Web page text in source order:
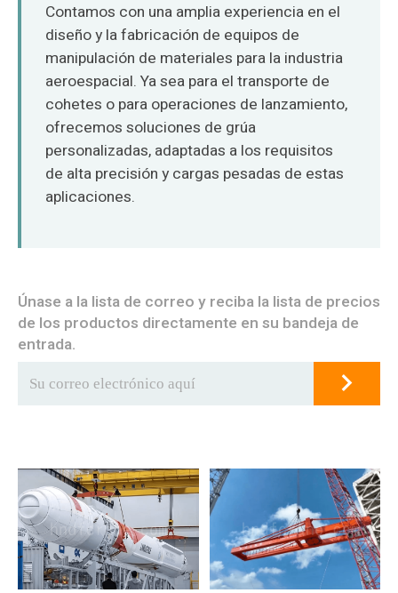
Contamos con una amplia experiencia en el
diseño y la fabricación de equipos de
manipulación de materiales para la industria
aeroespacial. Ya sea para el transporte de
cohetes o para operaciones de lanzamiento,
ofrecemos soluciones de grúa
personalizadas, adaptadas a los requisitos
de alta precisión y cargas pesadas de estas
aplicaciones.
Únase a la lista de correo y reciba la lista de precios
de los productos directamente en su bandeja de
entrada.